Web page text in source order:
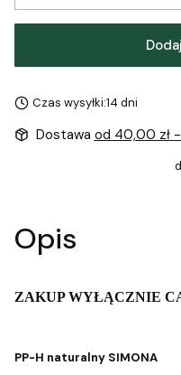
Czas wysyłki:14 dni
Dostawa od 40,00 zł
Opis
ZAKUP WYŁĄCZNIE
PP-H naturalny SIMONA